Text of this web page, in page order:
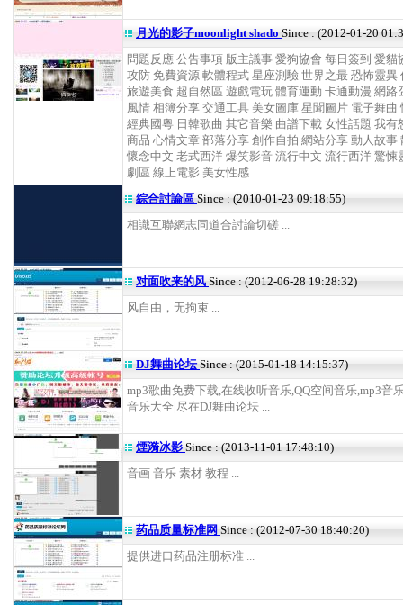
月光的影子moonlight shado Since : (2012-01-20
問題反應 公告事項 版主議事 愛狗協會 每日簽到 愛貓
攻防 免費資源 軟體程式 星座測驗 世界之最 恐怖靈異
旅遊美食 超自然區 遊戲電玩 體育運動 卡通動漫 網路
風情 相簿分享 交通工具 美女圖庫 星聞圖片 電子舞曲
經典國粵 日韓歌曲 其它音樂 曲譜下載 女性話題 我有
商品 心情文章 部落分享 創作自拍 網站分享 動人故事
懷念中文 老式西洋 爆笑影音 流行中文 流行西洋 驚悚
劇區 線上電影 美女性感 ...
綜合討論區 Since : (2010-01-23 09:18:55)
相識互聯網志同道合討論切磋 ...
对面吹来的风 Since : (2012-06-28 19:28:32)
风自由，无拘束 ...
DJ舞曲论坛Since : (2015-01-18 14:15:37)
mp3歌曲免费下载,在线收听音乐,QQ空间音乐,mp3音
音乐大全|尽在DJ舞曲论坛 ...
煙漪冰影Since : (2013-11-01 17:48:10)
音画 音乐 素材 教程 ...
药品质量标准网 Since : (2012-07-30 18:40:20)
提供进口药品注册标准 ...